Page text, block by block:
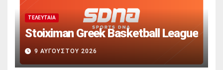
ΤΕΛΕΥΤΑΊΑ
Stoiximan Greek Basketball League
9 ΑΥΓΟΎΣΤΟΥ 2026